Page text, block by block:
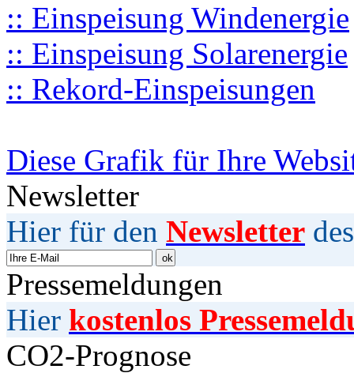
:: Einspeisung Windenergie
:: Einspeisung Solarenergie
:: Rekord-Einspeisungen
Diese Grafik für Ihre
Newsletter
Hier für den Newsletter
Pressemeldungen
Hier kostenlos
CO2-Prognose